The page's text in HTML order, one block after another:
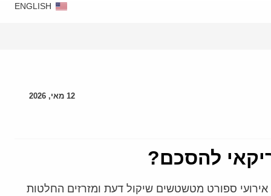
ENGLISH
12 מאי, 2026
להסכם?
ספורט מטשטשים שיקול דעת ומזרזים החלטות